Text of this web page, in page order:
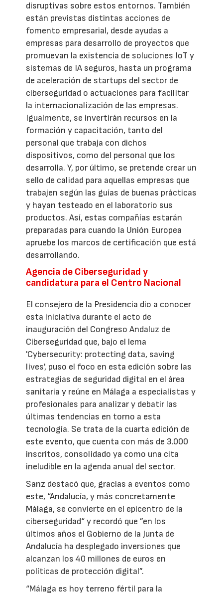
disruptivas sobre estos entornos. También
están previstas distintas acciones de
fomento empresarial, desde ayudas a
empresas para desarrollo de proyectos que
promuevan la existencia de soluciones IoT y
sistemas de IA seguros, hasta un programa
de aceleración de startups del sector de
ciberseguridad o actuaciones para facilitar
la internacionalización de las empresas.
Igualmente, se invertirán recursos en la
formación y capacitación, tanto del
personal que trabaja con dichos
dispositivos, como del personal que los
desarrolla. Y, por último, se pretende crear un
sello de calidad para aquellas empresas que
trabajen según las guías de buenas prácticas
y hayan testeado en el laboratorio sus
productos. Así, estas compañías estarán
preparadas para cuando la Unión Europea
apruebe los marcos de certificación que está
desarrollando.
Agencia de Ciberseguridad y
candidatura para el Centro Nacional
El consejero de la Presidencia dio a conocer
esta iniciativa durante el acto de
inauguración del Congreso Andaluz de
Ciberseguridad que, bajo el lema
'Cybersecurity: protecting data, saving
lives', puso el foco en esta edición sobre las
estrategias de seguridad digital en el área
sanitaria y reúne en Málaga a especialistas y
profesionales para analizar y debatir las
últimas tendencias en torno a esta
tecnología. Se trata de la cuarta edición de
este evento, que cuenta con más de 3.000
inscritos, consolidado ya como una cita
ineludible en la agenda anual del sector.
Sanz destacó que, gracias a eventos como
este, “Andalucía, y más concretamente
Málaga, se convierte en el epicentro de la
ciberseguridad“ y recordó que ”en los
últimos años el Gobierno de la Junta de
Andalucía ha desplegado inversiones que
alcanzan los 40 millones de euros en
políticas de protección digital”.
“Málaga es hoy terreno fértil para la